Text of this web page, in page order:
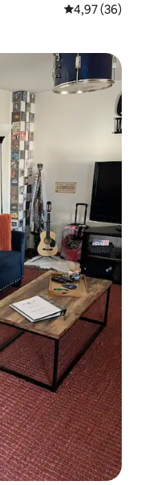
Gemiddelde
4,97 (36)